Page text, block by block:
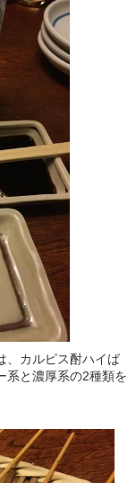
、カルピス酎ハイば
系と濃厚系の2種類を